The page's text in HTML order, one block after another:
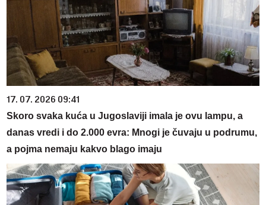
17. 07. 2026 09:41
Skoro svaka kuća u Jugoslaviji imala je ovu lampu, a
danas vredi i do 2.000 evra: Mnogi je čuvaju u podrumu,
a pojma nemaju kakvo blago imaju